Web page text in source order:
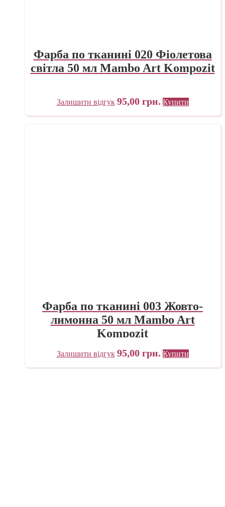
Фарба по тканині 020 Фіолетова
світла 50 мл Mambo Art Kompozit
Залишити відгук 95,00 грн. Купити
Фарба по тканині 003 Жовто-
лимонна 50 мл Mambo Art
Kompozit
Залишити відгук 95,00 грн. Купити